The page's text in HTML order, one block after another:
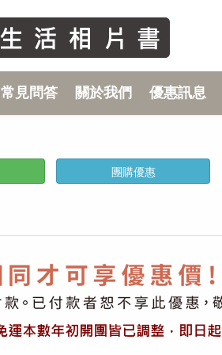
常見問答 關於我們 優惠訊息
團購優惠